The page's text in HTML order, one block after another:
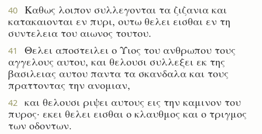
40
Καθως λοιπον συλλεγονται τα ζιζανια και
κατακαιονται εν πυρι, ουτω θελει εισθαι εν τη
συντελεια του αιωνος τουτου.
41
Θελει αποστειλει ο Υιος του ανθρωπου τους
αγγελους αυτου, και θελουσι συλλεξει εκ της
βασιλειας αυτου παντα τα σκανδαλα και τους
πραττοντας την ανομιαν,
42
και θελουσι ριψει αυτους εις την καμινον του
πυρος· εκει θελει εισθαι ο κλαυθμος και ο τριγμος
των οδοντων.